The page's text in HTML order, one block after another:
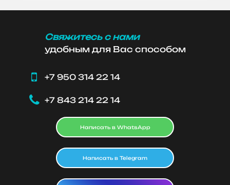
Свяжитесь с нами
удобным для Вас способом
 +7 950 314 22 14
 +7 843 214 22 14
Написать в WhatsApp
Написать в Telegram